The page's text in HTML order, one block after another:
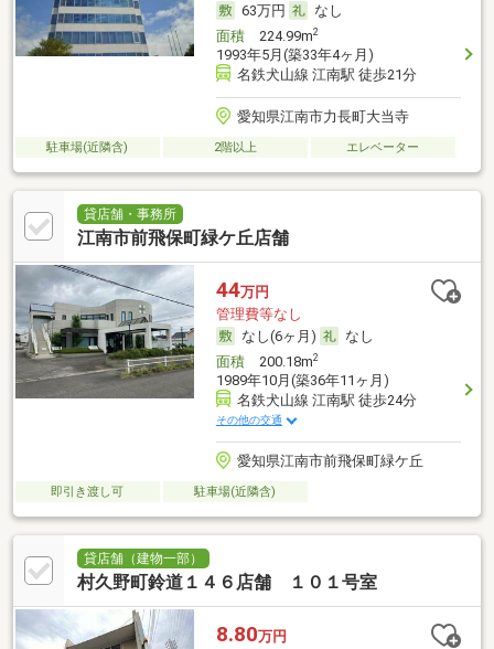
63万円
なし
面積224.99m2
1993年5月(築33年4ヶ月)
名鉄犬山線 江南駅 徒歩21分
愛知県江南市力長町大当寺
駐車場(近隣含) 2階以上 エレベーター
貸店舗・事務所
江南市前飛保町緑ケ丘店舗
44万円
管理費等なし
なし(6ヶ月)
なし
面積200.18m2
1989年10月(築36年11ヶ月)
名鉄犬山線 江南駅 徒歩24分
その他の交通
愛知県江南市前飛保町緑ケ丘
即引き渡し可 駐車場(近隣含)
貸店舗（建物一部）
村久野町鈴道１４６店舗 １０１号室
8.80万円